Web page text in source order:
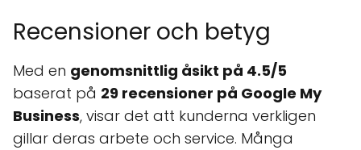
Recensioner och betyg
Med en genomsnittlig åsikt på 4.5/5
baserat på 29 recensioner på Google My
Business, visar det att kunderna verkligen
gillar deras arbete och service. Många